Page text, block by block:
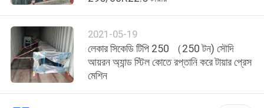
কারখানা
ভ্রমণ
মান
নিয়ন্ত্রণ
2021-05-19
লেকার সিকেডি টিপি 250 （250 টন) সৌদি
আয়রন অ্যান্ড স্টিল কোতে রপ্তানি করে টায়ার প্রেস
মেশিন